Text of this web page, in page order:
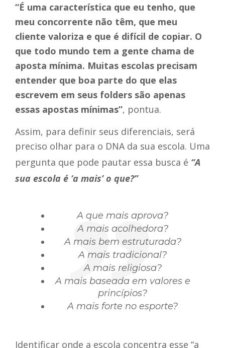
“É uma característica que eu tenho, que
meu concorrente não têm, que meu
cliente valoriza e que é difícil de copiar. O
que todo mundo tem a gente chama de
aposta mínima. Muitas escolas precisam
entender que boa parte do que elas
escrevem em seus folders são apenas
essas apostas mínimas”, pontua.
Assim, para definir seus diferenciais, será
preciso olhar para o DNA da sua escola. Uma
pergunta que pode pautar essa busca é “A
sua escola é ‘a mais’ o que?”
A que mais aprova?
A mais acolhedora?
A mais bem estruturada?
A mais tradicional?
A mais religiosa?
A mais baseada em valores e
princípios?
A mais forte no esporte?
Identificar onde a escola concentra esse “a